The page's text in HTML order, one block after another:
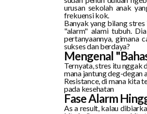
urusan sekolah anak
frekuensi kok.
Banyak yang bilang
"alarm" alami tubuh.
pertanyaannya, gimana
sukses dan berdaya?
Mengenal
Ternyata, stres itu nggak
mana jantung deg-degan
Resistance, di mana kita
pada kesehatan
Fase Alarm
As a result, kalau